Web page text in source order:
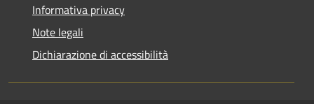
Informativa privacy
Note legali
Dichiarazione di accessibilità